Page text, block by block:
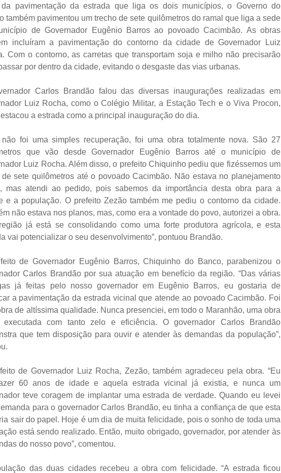
pavimentação da estrada que liga os dois municípios, o Governo do
também pavimentou um trecho de sete quilômetros do ramal que liga a sede
de Governador Eugênio Barros ao povoado Cacimbão. As obras
incluíram a pavimentação do contorno da cidade de Governador Luiz
Com o contorno, as carretas que transportam soja e milho não precisarão
por dentro da cidade, evitando o desgaste das vias urbanas.
Carlos Brandão falou das diversas inaugurações realizadas em
Luiz Rocha, como o Colégio Militar, a Estação Tech e o Viva Procon,
a estrada como a principal inauguração do dia.
não foi uma simples recuperação, foi uma obra totalmente nova. São 27
que vão desde Governador Eugênio Barros até o município de
Luiz Rocha. Além disso, o prefeito Chiquinho pediu que fizéssemos um
de sete quilômetros até o povoado Cacimbão. Não estava no planejamento
mas atendi ao pedido, pois sabemos da importância desta obra para a
e a população. O prefeito Zezão também me pediu o contorno da cidade.
não estava nos planos, mas, como era a vontade do povo, autorizei a obra.
já está se consolidando como uma forte produtora agrícola, e esta
vai potencializar o seu desenvolvimento”, pontuou Brandão.
de Governador Eugênio Barros, Chiquinho do Banco, parabenizou o
Carlos Brandão por sua atuação em benefício da região. “Das várias
já feitas pelo nosso governador em Eugênio Barros, eu gostaria de
a pavimentação da estrada vicinal que atende ao povoado Cacimbão. Foi
de altíssima qualidade. Nunca presenciei, em todo o Maranhão, uma obra
executada com tanto zelo e eficiência. O governador Carlos Brandão
que tem disposição para ouvir e atender às demandas da população”,
de Governador Luiz Rocha, Zezão, também agradeceu pela obra. “Eu
60 anos de idade e aquela estrada vicinal já existia, e nunca um
teve coragem de implantar uma estrada de verdade. Quando eu levei
para o governador Carlos Brandão, eu tinha a confiança de que esta
sair do papel. Hoje é um dia de muita felicidade, pois o sonho de toda uma
está sendo realizado. Então, muito obrigado, governador, por atender às
do nosso povo”, comentou.
das duas cidades recebeu a obra com felicidade. “A estrada ficou